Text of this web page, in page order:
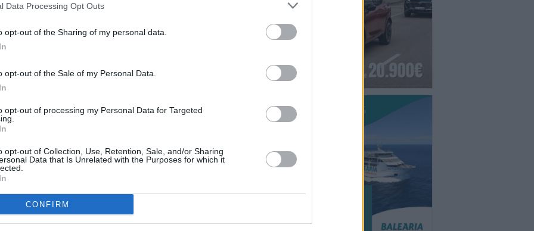
Data Processing Opt Outs
opt-out of the Sharing of my personal data.
opt-out of the Sale of my Personal Data.
opt-out of processing my Personal Data for Targeted
opt-out of Collection, Use, Retention, Sale, and/or Sharing
Data that Is Unrelated with the Purposes for which it
CONFIRM
Rubiales culpable de un delito de agresión sexual por el
el expresidente de la RFEF deberá abonar una multa
sumando un total de aproximadamente 10.800 euros, y
a menos de 200 metros. Pese a la sentencia, el
juez ha decidido absolverlo del delito de coacciones, al
Vilda, Albert Luque y Rubén Rivera.
Prieto considera a Rubiales culpable del delito principal
que se prolongó por dos semanas, la Fiscalía intentó
de la Real Federación Española de Fútbol incurrió en
del Mundial femenino ganado por la Selección en
y la acusación popular, representada por AFE,
de prisión. En contraste, la defensa pidió la absolución,
la ausencia de consentimiento y cuestionando